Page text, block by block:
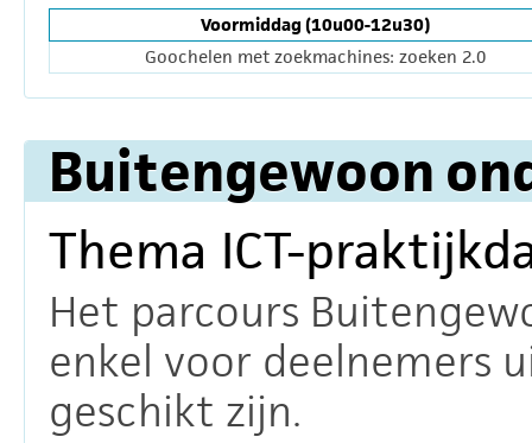
Voormiddag (10u00-12u30)
Goochelen met zoekmachines: zoeken 2.0
Buitengewoon
Thema ICT-
Het parcours
enkel voor deelnemers
geschikt zijn.